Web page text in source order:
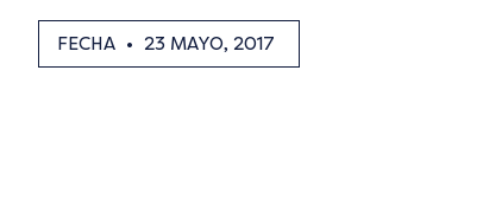
FECHA • 23 MAYO, 2017